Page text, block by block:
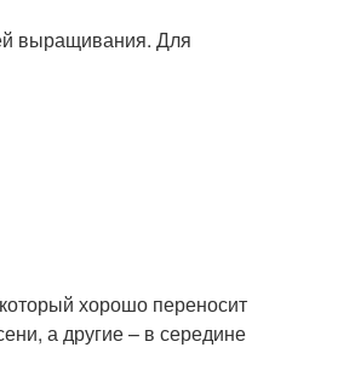
выращивания. Для
хорошо переносит
а другие – в середине